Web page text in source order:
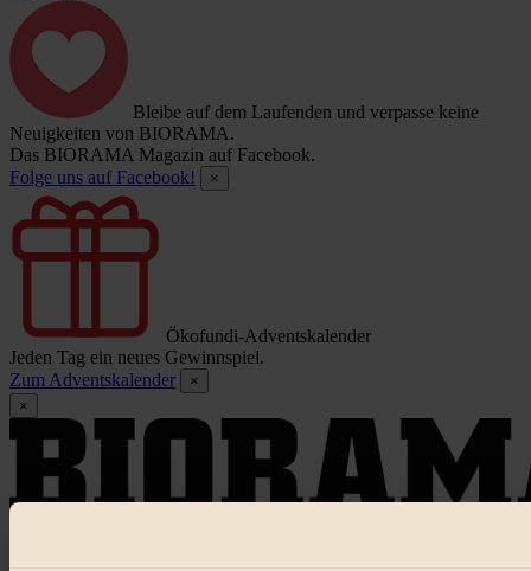
Bleibe auf dem Laufenden und verpasse keine
Neuigkeiten von BIORAMA.
Das BIORAMA Magazin auf Facebook.
Folge uns auf Facebook!
×
Ökofundi-Adventskalender
Jeden Tag ein neues Gewinnspiel.
Zum Adventskalender
×
×